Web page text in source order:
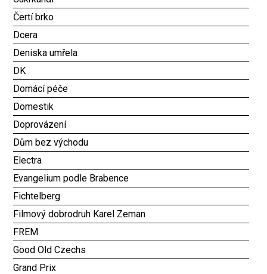
Čertí brko
Dcera
Deniska umřela
DK
Domácí péče
Domestik
Doprovázení
Dům bez východu
Electra
Evangelium podle Brabence
Fichtelberg
Filmový dobrodruh Karel Zeman
FREM
Good Old Czechs
Grand Prix